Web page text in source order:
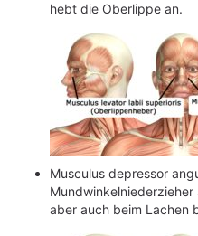
hebt die Oberlippe an.
Musculus depressor
aber auch beim Lachen